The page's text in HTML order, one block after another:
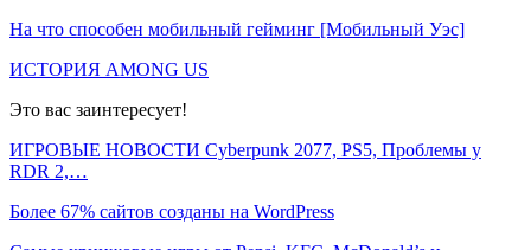
На что способен мобильный гейминг [Мобильный Уэс]
ИСТОРИЯ AMONG US
Это вас заинтересует!
ИГРОВЫЕ НОВОСТИ Cyberpunk 2077, PS5, Проблемы у
RDR 2,…
Более 67% сайтов созданы на WordPress